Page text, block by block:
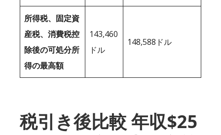
所得税、固定資
産税、消費税控
除後の可処分所
得の最高額
143,460
ドル
148,588ドル
税引き後比較 年収$25